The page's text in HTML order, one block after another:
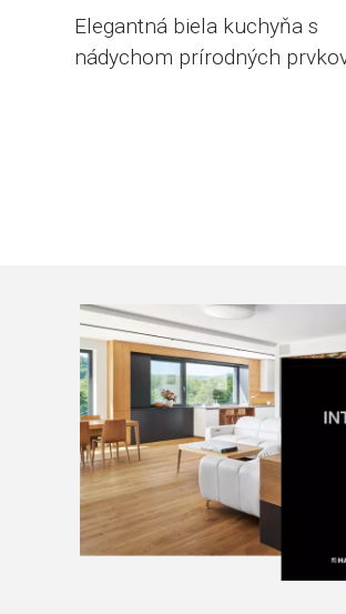
Elegantná biela kuchyňa s
nádychom prírodných